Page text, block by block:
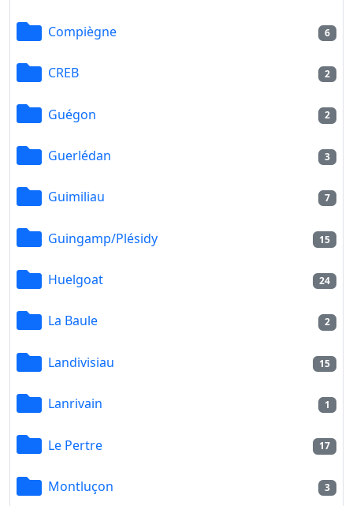
Compiègne 6
CREB 2
Guégon 2
Guerlédan 3
Guimiliau 7
Guingamp/Plésidy 15
Huelgoat 24
La Baule 2
Landivisiau 15
Lanrivain 1
Le Pertre 17
Montluçon 3